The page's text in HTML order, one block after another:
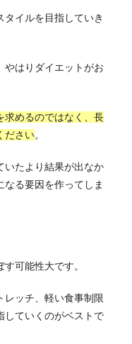
タイルを目指していき
やはりダイエットがお
求めるのではなく、長
ださい。
いたより結果が出なか
なる要因を作ってしま
可能性大です。
レッチ、軽い食事制限
していくのがベストで